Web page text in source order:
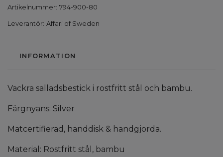
Artikelnummer: 794-900-80
Leverantör: Affari of Sweden
INFORMATION
Vackra salladsbestick i rostfritt stål och bambu.
Färgnyans: Silver
Matcertifierad, handdisk & handgjorda.
Material: Rostfritt stål, bambu